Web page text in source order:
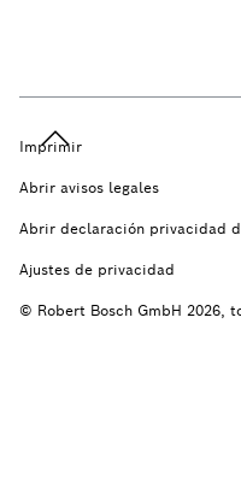
Imprimir
Abrir avisos legales
Abrir declaración privacidad
Ajustes de privacidad
© Robert Bosch GmbH 2026,